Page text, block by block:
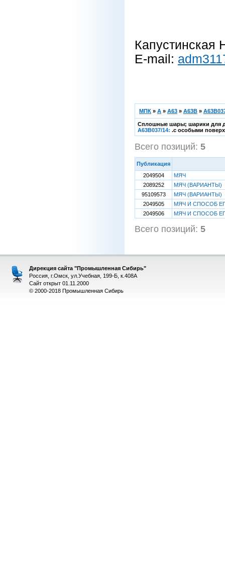
Капустинская
E-mail:
МПК » A » A63 » A63B »
Сплошные шары; шарики для
A63B037/14: .с особыми
Всего позиций: 5
Публикация
2049504
МЯЧ
2089252
МЯЧ (ВАРИАНТЫ)
95109573
МЯЧ (ВАРИАНТЫ)
2049505
МЯЧ И СПОСОБ
2049506
МЯЧ И СПОСОБ
Всего позиций: 5
Дирекция сайта "Промышленная Сибирь"
Россия, г.Омск, ул.Учебная, 199-Б, к.408А
Сайт открыт 01.11.2000
© 2000-2018 Промышленная Сибирь